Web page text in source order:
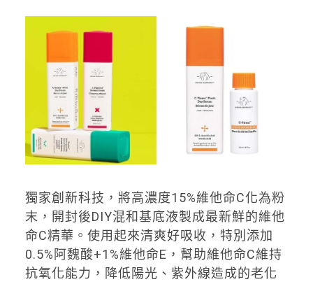
獨家創新科技，將高濃度15%維他命C化為粉
末，開封後DIY混和基底液製成最新鮮的維他
命C精華。使用起來清爽好吸收，特別添加
0.5%阿魏酸+1%維他命E，幫助維他命C維持
抗氧化能力，降低陽光、紫外線造成的老化